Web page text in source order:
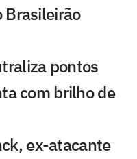
Brasileirão
pontos
com brilho de
ex-atacante